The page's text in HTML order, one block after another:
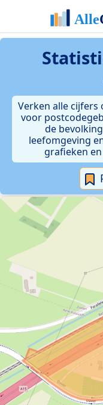
Verken alle cijfers
voor
de
leefomgeving
grafieken